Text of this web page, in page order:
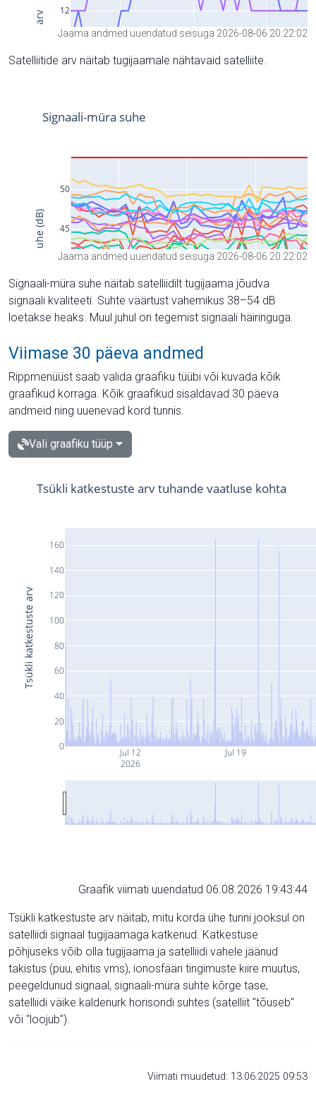
Jaama andmed uuendatud seisuga 2026-08-06 20:22:02
Satelliitide arv näitab tugijaamale nähtavaid satelliite.
Jaama andmed uuendatud seisuga 2026-08-06 20:22:02
Signaali-müra suhe näitab satelliidilt tugijaama jõudva
signaali kvaliteeti. Suhte väärtust vahemikus 38–54 dB
loetakse heaks. Muul juhul on tegemist signaali häiringuga.
Viimase 30 päeva andmed
Rippmenüüst saab valida graafiku tüübi või kuvada kõik
graafikud korraga. Kõik graafikud sisaldavad 30 päeva
andmeid ning uuenevad kord tunnis.
Vali graafiku tüüp
Jul 12
2026
Jul 19
0
20
40
60
80
100
120
140
160
Tsükli katkestuste arv tuhande vaatluse kohta
Tsükli katkestuste arv
Graafik viimati uuendatud 06.08.2026 19:43:44
Tsükli katkestuste arv näitab, mitu korda ühe tunni jooksul on
satelliidi signaal tugijaamaga katkenud. Katkestuse
põhjuseks võib olla tugijaama ja satelliidi vahele jäänud
takistus (puu, ehitis vms), ionosfääri tingimuste kiire muutus,
peegeldunud signaal, signaali-müra suhte kõrge tase,
satelliidi väike kaldenurk horisondi suhtes (satelliit "tõuseb"
või "loojub").
Viimati muudetud: 13.06.2025 09:53